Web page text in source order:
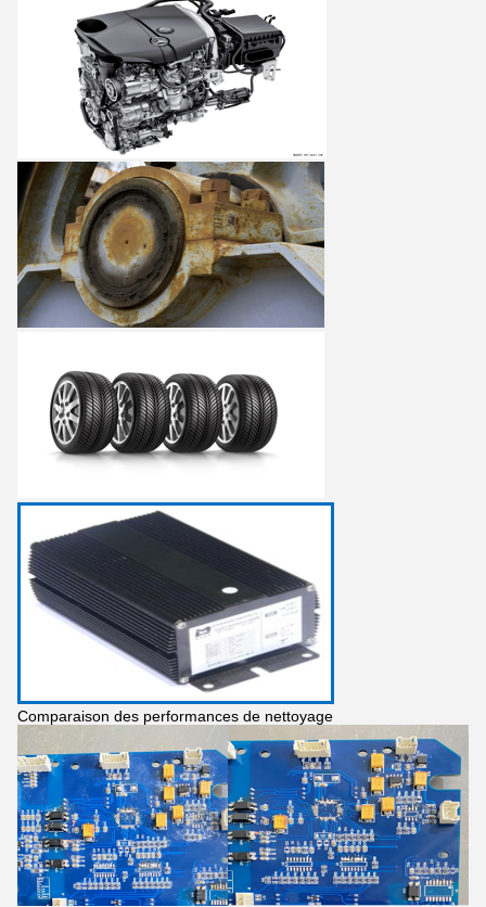
Comparaison des performances de nettoyage